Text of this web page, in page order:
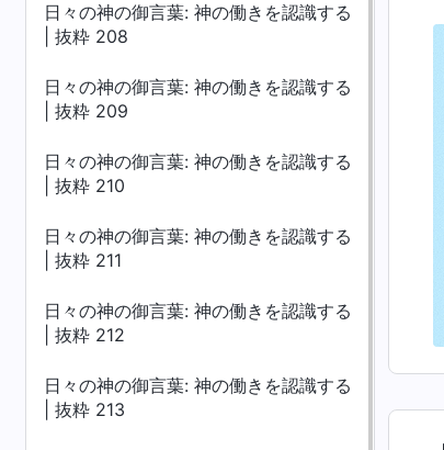
日々の神の御言葉: 神の働きを認識する
| 抜粋 208
日々の神の御言葉: 神の働きを認識する
| 抜粋 209
日々の神の御言葉: 神の働きを認識する
| 抜粋 210
日々の神の御言葉: 神の働きを認識する
| 抜粋 211
日々の神の御言葉: 神の働きを認識する
| 抜粋 212
日々の神の御言葉: 神の働きを認識する
| 抜粋 213